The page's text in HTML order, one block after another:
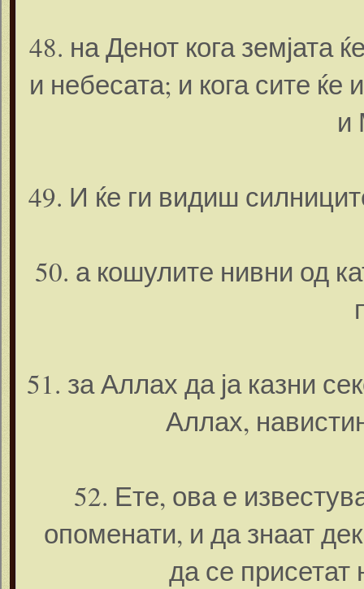
48. на Денот кога земјата
и небесата; и кога сите
и
49. И ќе ги видиш
50. а кошулите нивни од
51. за Аллах да ја казни
Аллах,
52. Ете, ова е
опоменати, и да знаат
да се